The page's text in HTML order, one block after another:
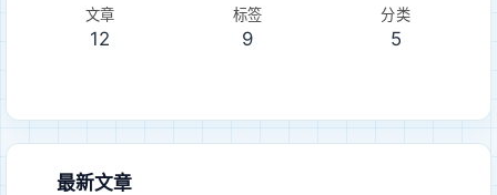
文章
12
标签
9
分类
5
最新文章